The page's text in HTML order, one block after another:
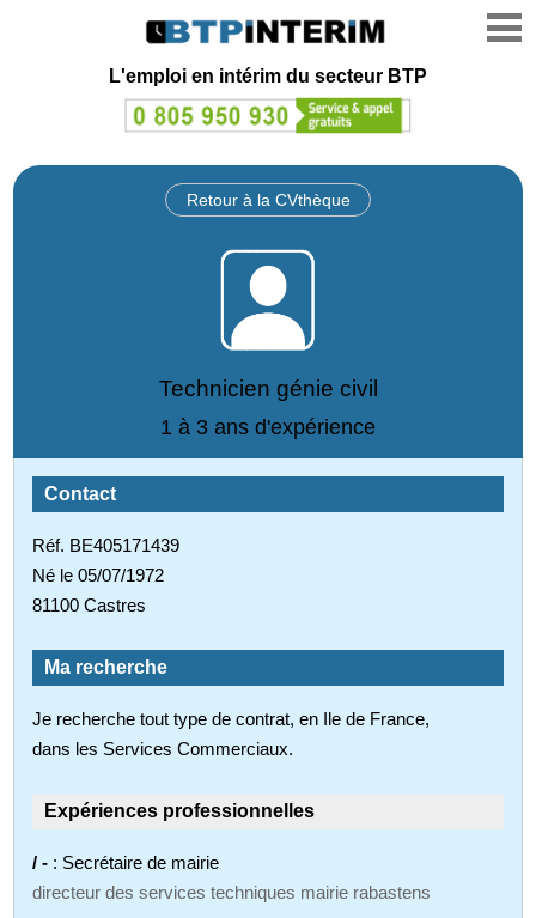
L'emploi en intérim du secteur BTP
Retour à la CVthèque
Technicien génie civil
1 à 3 ans d'expérience
Contact
Réf. BE405171439
Né le 05/07/1972
81100 Castres
Ma recherche
Je recherche tout type de contrat, en Ile de France,
dans les Services Commerciaux.
Expériences professionnelles
/ - : Secrétaire de mairie
directeur des services techniques mairie rabastens